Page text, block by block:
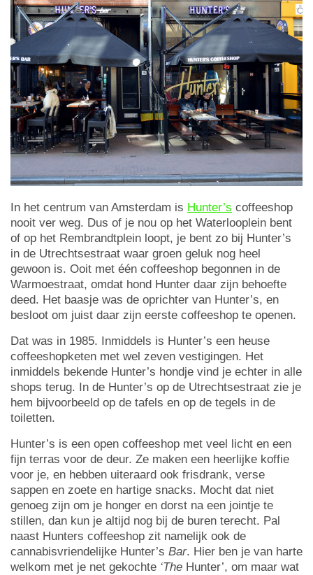
In het centrum van Amsterdam is Hunter’s coffeeshop
nooit ver weg. Dus of je nou op het Waterlooplein bent
of op het Rembrandtplein loopt, je bent zo bij Hunter’s
in de Utrechtsestraat waar groen geluk nog heel
gewoon is. Ooit met één coffeeshop begonnen in de
Warmoestraat, omdat hond Hunter daar zijn behoefte
deed. Het baasje was de oprichter van Hunter’s, en
besloot om juist daar zijn eerste coffeeshop te openen.
Dat was in 1985. Inmiddels is Hunter’s een heuse
coffeeshopketen met wel zeven vestigingen. Het
inmiddels bekende Hunter’s hondje vind je echter in alle
shops terug. In de Hunter’s op de Utrechtsestraat zie je
hem bijvoorbeeld op de tafels en op de tegels in de
toiletten.
Hunter’s is een open coffeeshop met veel licht en een
fijn terras voor de deur. Ze maken een heerlijke koffie
voor je, en hebben uiteraard ook frisdrank, verse
sappen en zoete en hartige snacks. Mocht dat niet
genoeg zijn om je honger en dorst na een jointje te
stillen, dan kun je altijd nog bij de buren terecht. Pal
naast Hunters coffeeshop zit namelijk ook de
cannabisvriendelijke Hunter’s Bar. Hier ben je van harte
welkom met je net gekochte ‘The Hunter’, om maar wat